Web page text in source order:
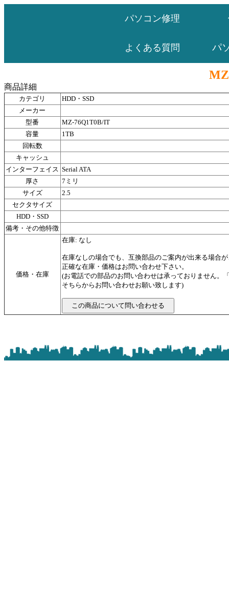
パソコン修理
よくある質問 パ
商品詳細
カテゴリ
HDD・SSD
メーカー
型番
MZ-76Q1T0B/IT
容量
1TB
回転数
キャッシュ
インターフェイス Serial ATA
厚さ
7ミリ
サイズ
2.5
セクタサイズ
HDD・SSD
備考・その他特徴
価格・在庫
在庫: なし
在庫なしの場合でも、互換部品のご案内が出来る場合
正確な在庫・価格はお問い合わせ下さい。
(お電話での部品のお問い合わせは承っておりません。
そちらからお問い合わせお願い致します)